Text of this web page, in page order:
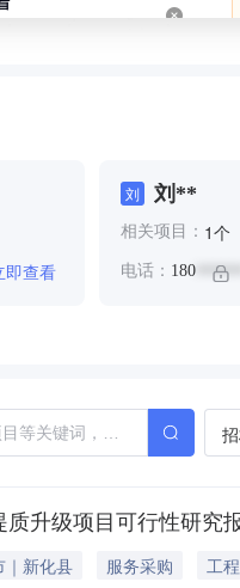
即查看
刘 刘**
相关项目： 1个
电话： 180
升级项目可行性研究
｜新化县 服务采购
工程